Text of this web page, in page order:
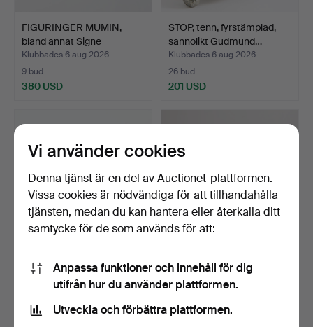
FIGURINGER MUMIN,
bland annat Signe
Hammar…
Klubbades 6 aug 2026
9 bud
380 USD
STOP, tenn, fyrstämplad,
sannolikt Gudmund…
Klubbades 6 aug 2026
26 bud
201 USD
MAX MARA, Solglasögon.
Klubbades 6 aug 2026
25 bud
FÅTÖLJER, ett par, funkis,
Klubbades 6 aug 2026
51 bud
Vi använder cookies
Denna tjänst är en del av Auctionet-plattformen.
Vissa cookies är nödvändiga för att tillhandahålla
tjänsten, medan du kan hantera eller återkalla ditt
samtycke för de som används för att:
Anpassa funktioner och innehåll för dig
utifrån hur du använder plattformen.
Utveckla och förbättra plattformen.